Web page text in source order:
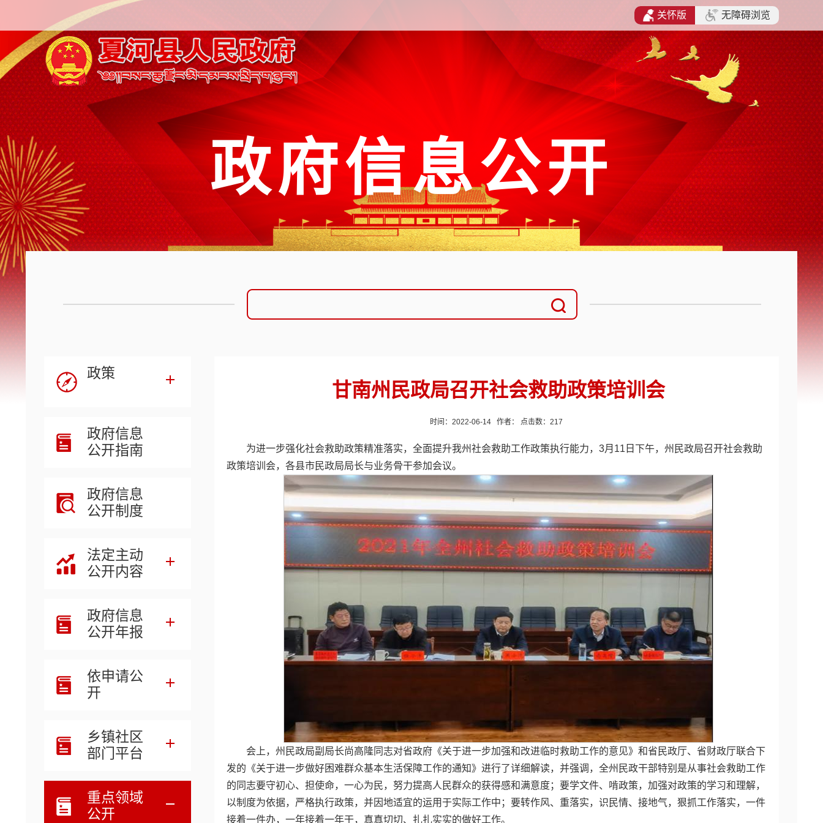
政府信息公开
政策
政府信息
公开指南
政府信息
公开制度
法定主动
公开内容
政府信息
公开年报
依申请公
开
乡镇社区
部门平台
重点领域
公开
甘南州民政局召开社会救助政策培训会
时间：2022-06-14 作者： 点击数： 217
为进一步强化社会救助政策精准落实，全面提升我州社会救助工作政策执行能力，3月11日下午，州民政局召开社会救助
政策培训会，各县市民政局局长与业务骨干参加会议。
会上，州民政局副局长尚高隆同志对省政府《关于进一步加强和改进临时救助工作的意见》和省民政厅、省财政厅联合下
发的《关于进一步做好困难群众基本生活保障工作的通知》进行了详细解读，并强调，全州民政干部特别是从事社会救助工作
的同志要守初心、担使命，一心为民，努力提高人民群众的获得感和满意度；要学文件、啃政策，加强对政策的学习和理解，
以制度为依据，严格执行政策，并因地适宜的运用于实际工作中；要转作风、重落实，识民情、接地气，狠抓工作落实，一件
接着一件办，一年接着一年干，真真切切、扎扎实实的做好工作。
关怀版 无障碍浏览